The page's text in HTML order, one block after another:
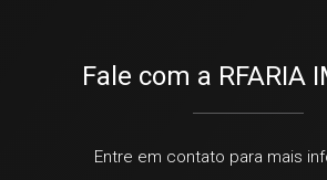
Fale com a RFARIA
Entre em contato para mais